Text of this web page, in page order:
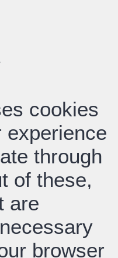
cookies
experience
through
of these,
are
browser